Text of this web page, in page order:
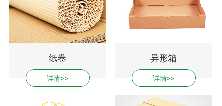
纸卷
详情>>
异形箱
详情>>